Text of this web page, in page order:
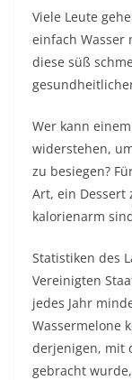
Viele Leute
einfach Wasser
diese süß
Wer kann
widerstehen,
zu besiegen?
Art, ein Dessert
kalorienarm
Statistiken des
Vereinigten
jedes Jahr
Wassermelone
derjenigen, mit
gebracht